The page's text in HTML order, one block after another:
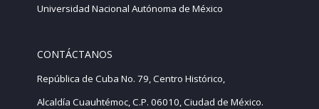
Universidad Nacional Autónoma de México
CONTÁCTANOS
República de Cuba No. 79, Centro Histórico,
Alcaldía Cuauhtémoc, C.P. 06010, Ciudad de México.